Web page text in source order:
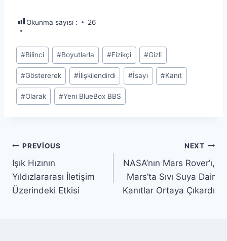
Okunma sayısı : 26
Post
Tags:
#Bilinci #Boyutlarla #Fizikçi #Gizli
#Göstererek #İlişkilendirdi #İsayı #Kanıt
#Olarak #Yeni BlueBox BBS
Yazı
gezinmesi
PREVIOUS
Işık Hızının
Yıldızlararası İletişim
Üzerindeki Etkisi
NEXT
NASA’nın Mars Rover’ı,
Mars’ta Sıvı Suya Dair
Kanıtlar Ortaya Çıkardı